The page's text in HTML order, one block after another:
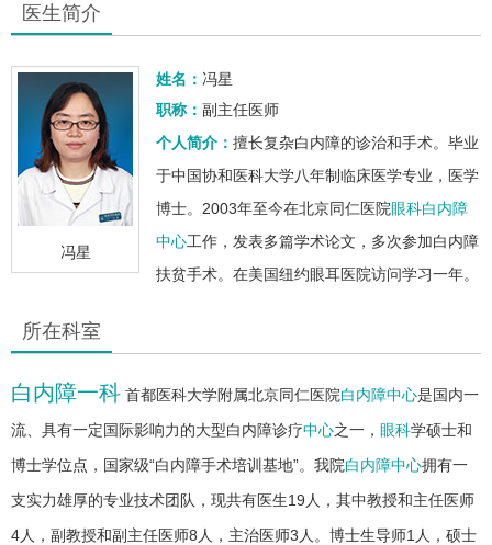
医生简介
冯星
姓名： 冯星
职称： 副主任医师
个人简介： 擅长复杂白内障的诊治和手术。毕业
于中国协和医科大学八年制临床医学专业，医学
博士。2003年至今在北京同仁医院眼科白内障
中心工作，发表多篇学术论文，多次参加白内障
扶贫手术。在美国纽约眼耳医院访问学习一年。
所在科室
白内障一科 首都医科大学附属北京同仁医院白内障中心是国内一
流、具有一定国际影响力的大型白内障诊疗中心之一， 眼科学硕士和
博士学位点，国家级“白内障手术培训基地”。我院白内障中心拥有一
支实力雄厚的专业技术团队，现共有医生19人，其中教授和主任医师
4人，副教授和副主任医师8人，主治医师3人。博士生导师1人，硕士